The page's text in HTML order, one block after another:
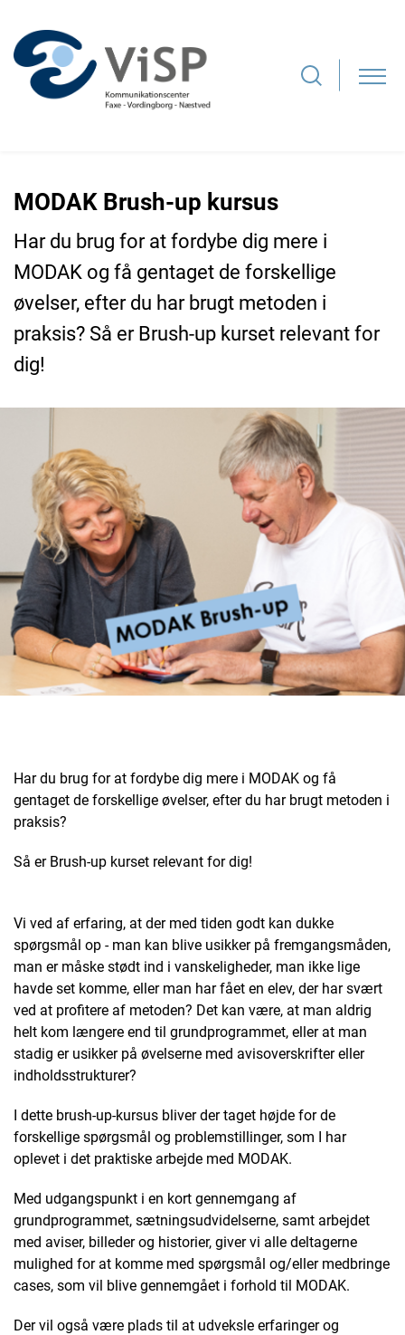
MODAK Brush-up kursus
Har du brug for at fordybe dig mere i
MODAK og få gentaget de forskellige
øvelser, efter du har brugt metoden i
praksis? Så er Brush-up kurset relevant for
dig!
Har du brug for at fordybe dig mere i MODAK og få
gentaget de forskellige øvelser, efter du har brugt metoden i
praksis?
Så er Brush-up kurset relevant for dig!
Vi ved af erfaring, at der med tiden godt kan dukke
spørgsmål op - man kan blive usikker på fremgangsmåden,
man er måske stødt ind i vanskeligheder, man ikke lige
havde set komme, eller man har fået en elev, der har svært
ved at profitere af metoden? Det kan være, at man aldrig
helt kom længere end til grundprogrammet, eller at man
stadig er usikker på øvelserne med avisoverskrifter eller
indholdsstrukturer?
I dette brush-up-kursus bliver der taget højde for de
forskellige spørgsmål og problemstillinger, som I har
oplevet i det praktiske arbejde med MODAK.
Med udgangspunkt i en kort gennemgang af
grundprogrammet, sætningsudvidelserne, samt arbejdet
med aviser, billeder og historier, giver vi alle deltagerne
mulighed for at komme med spørgsmål og/eller medbringe
cases, som vil blive gennemgået i forhold til MODAK.
Der vil også være plads til at udveksle erfaringer og